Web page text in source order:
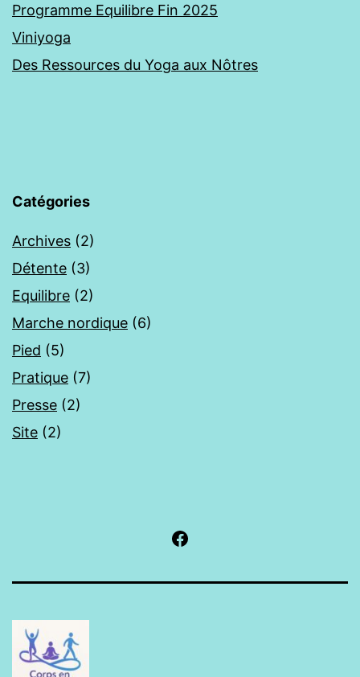
Programme Equilibre Fin 2025
Viniyoga
Des Ressources du Yoga aux Nôtres
Catégories
Archives (2)
Détente (3)
Equilibre (2)
Marche nordique (6)
Pied (5)
Pratique (7)
Presse (2)
Site (2)